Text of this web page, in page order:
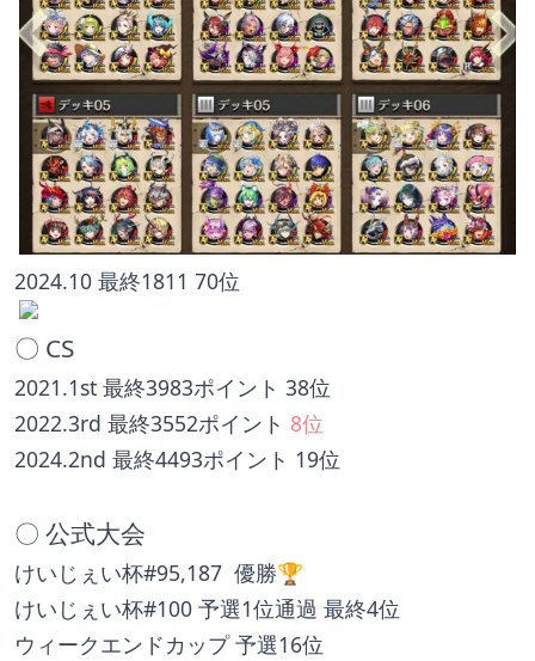
2024.10 最終1811 70位
〇 CS
2021.1st 最終3983ポイント 38位
2022.3rd 最終3552ポイント 8位
2024.2nd 最終4493ポイント 19位
〇 公式大会
けいじぇい杯#95,187  優勝🏆
けいじぇい杯#100 予選1位通過 最終4位
ウィークエンドカップ 予選16位